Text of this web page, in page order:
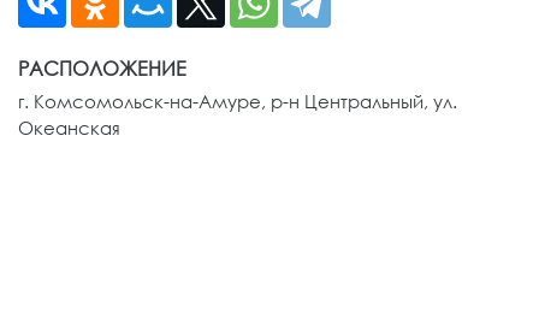
РАСПОЛОЖЕНИЕ
г. Комсомольск-на-Амуре, р-н Центральный, ул.
Океанская